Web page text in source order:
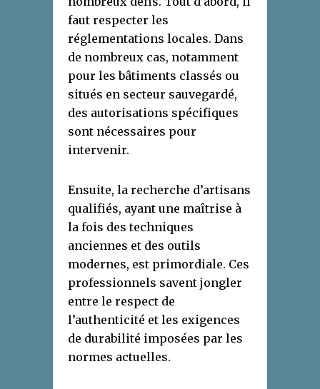
faut respecter les
réglementations locales. Dans
de nombreux cas, notamment
pour les bâtiments classés ou
situés en secteur sauvegardé,
des autorisations spécifiques
sont nécessaires pour
intervenir.
Ensuite, la recherche d’artisans
qualifiés, ayant une maîtrise à
la fois des techniques
anciennes et des outils
modernes, est primordiale. Ces
professionnels savent jongler
entre le respect de
l’authenticité et les exigences
de durabilité imposées par les
normes actuelles.